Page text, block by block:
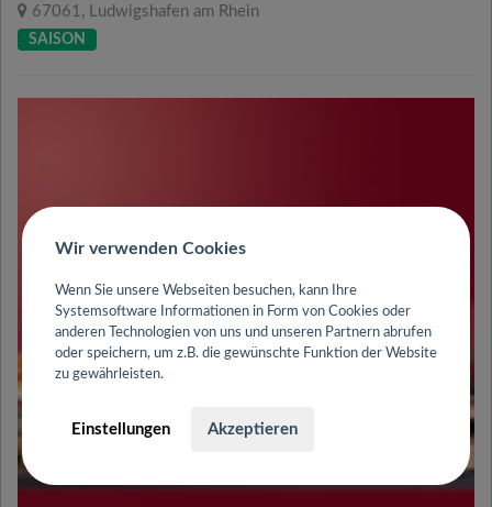
67061, Ludwigshafen am Rhein
SAISON
Wir verwenden Cookies
Wenn Sie unsere Webseiten besuchen, kann Ihre
Systemsoftware Informationen in Form von Cookies oder
anderen Technologien von uns und unseren Partnern abrufen
oder speichern, um z.B. die gewünschte Funktion der Website
zu gewährleisten.
Einstellungen Akzeptieren